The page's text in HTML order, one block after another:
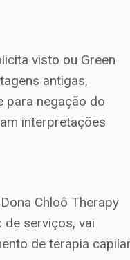
visto ou Green
antigas,
para negação do
interpretações
Chloô Therapy
de serviços, vai
de terapia